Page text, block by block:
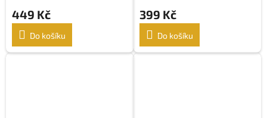
449 Kč
Do košíku
399 Kč
Do košíku